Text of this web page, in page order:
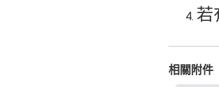
若
相關附件